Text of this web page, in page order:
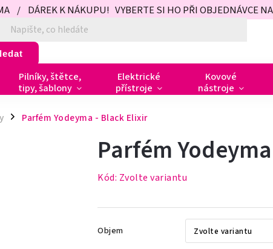
/ DÁREK K NÁKUPU! VYBERTE SI HO PŘI OBJEDNÁVCE
Pilníky, štětce,
tipy, šablony
Elektrické
přístroje
Kovové
nástroje
/ Parfém Yodeyma - Black Elixir
Parfém
Kód: Zvolte variantu
Objem